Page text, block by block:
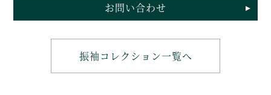
お問い合わせ
振袖コレクション一覧へ